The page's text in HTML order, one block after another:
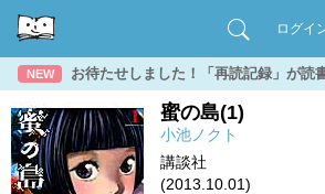
ログイ
NEW お待たせしました！「再読記録」が読
蜜の島(1)
小池ノクト
講談社
(2013.10.01)